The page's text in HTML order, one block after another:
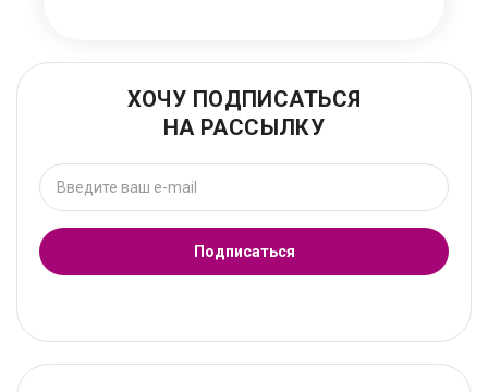
ХОЧУ ПОДПИСАТЬСЯ
НА РАССЫЛКУ
Подписаться